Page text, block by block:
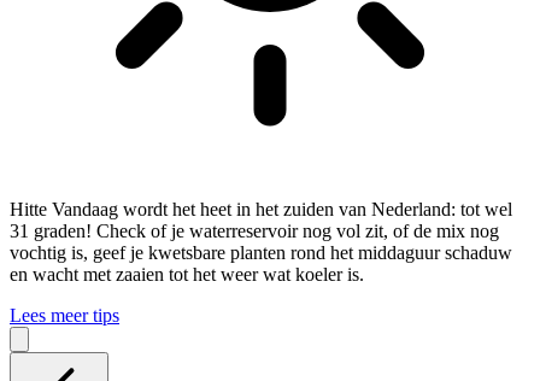
Hitte Vandaag wordt het heet in het zuiden van Nederland: tot wel
31 graden! Check of je waterreservoir nog vol zit, of de mix nog
vochtig is, geef je kwetsbare planten rond het middaguur schaduw
en wacht met zaaien tot het weer wat koeler is.
Lees meer tips